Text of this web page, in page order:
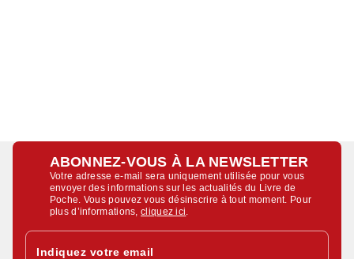
ABONNEZ-VOUS À LA NEWSLETTER
Votre adresse e-mail sera uniquement utilisée pour vous
envoyer des informations sur les actualités du Livre de
Poche. Vous pouvez vous désinscrire à tout moment. Pour
plus d’informations,cliquez ici
Indiquez votre email